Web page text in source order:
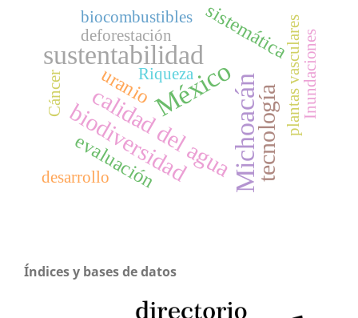
sustentabilidad
Michoacán
México
calidad del agua
biodiversidad tecnología
evaluación
sistemática
uranio plantas vasculares
deforestación
biocombustibles
Inundaciones
Riqueza
Cáncer
desarrollo
Índices y bases de datos